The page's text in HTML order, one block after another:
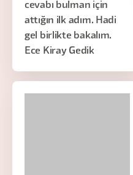
cevabı bulman için
attığın ilk adım. Hadi
gel birlikte bakalım.
Ece Kiray Gedik